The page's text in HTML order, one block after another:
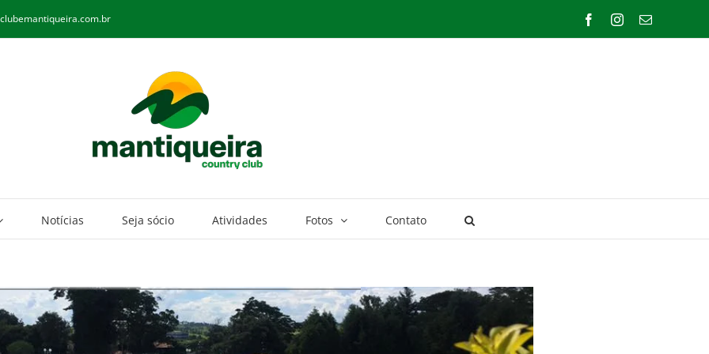
FacebookInstagram
E-
Notícias Seja sócio Atividades Fotos Contato